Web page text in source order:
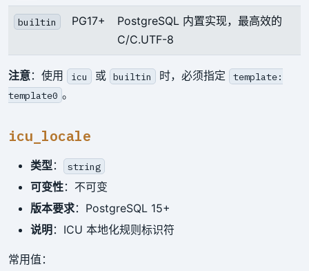
builtin PG17+
PostgreSQL 内置实现，最高效的
C/C.UTF-8
注意：使用 icu 或 builtin 时，必须指定
template:
template0 。
icu_locale
类型： string
可变性：不可变
版本要求：PostgreSQL 15+
说明 ：ICU 本地化规则标识符
常用值：